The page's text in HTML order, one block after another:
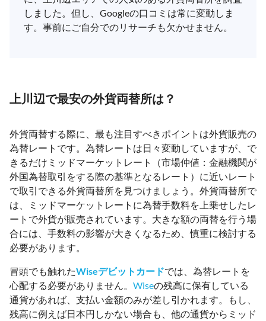
しました。但し、Googleの口コミは常に変動しま
す。事前にご自分でのリサーチも欠かせません。
上川辺で最安の外貨両替所は？
外貨両替する際に、最も注目すべきポイントは外貨販売の
為替レートです。為替レートは日々変動していますが、で
きるだけミッドマーケットレート（市場仲値：金融機関が
外国為替取引をする際の基準となるレート）に近いレート
で取引できる外貨両替所を見つけましょう。外貨両替所で
は、ミッドマーケットレートに為替手数料を上乗せしたレ
ートで外貨が販売されています。大きな額の両替を行う場
合には、手数料の影響が大きくなるため、慎重に検討する
必要があります。
冒頭でも触れたWiseデビットカードでは、為替レートを
心配する必要がありません。 Wiseの残高に保有している
通貨があれば、支払い金額のみが差し引かれます。もし、
残高に例えば日本円しかない場合も、他の通貨からミッド